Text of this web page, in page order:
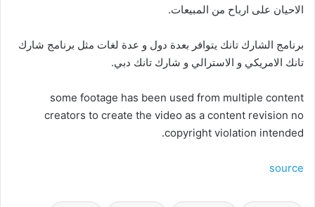
الاحيان على ارباح من المبيعات.
برنامج الشارك تانك يتوافر بعدة دول و عدة لغات مثل برنامج شارك
تانك الامريكي و الاسترالي و شارك تانك دبي.
some footage has been used from multiple content
creators to create the video as a content revision no
copyright violation intended.
source